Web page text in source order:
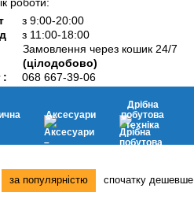
з 9:00-20:00
з 11:00-18:00
Замовлення через кошик 24/7
(цілодобово)
:
068 667-39-06
Аксесуари
Дрібна
побутова
техніка
за популярністю спочатку дешевше